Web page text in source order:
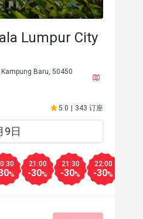
Lumpur City
Baru, 50450
5.0 343 订座
%
21:00
-30%
21:30
-30%
22:00
-30%